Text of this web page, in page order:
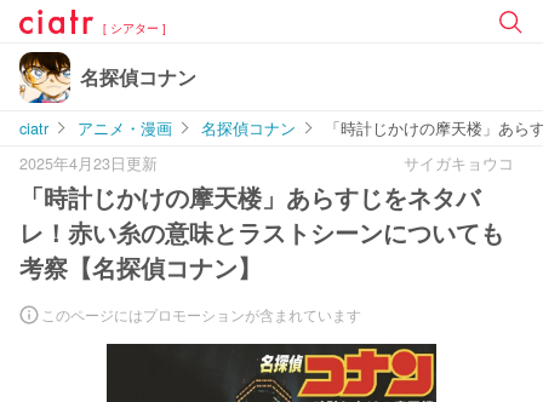
[ シアター ]
名探偵コナン
ciatr アニメ・漫画 名探偵コナン
「時計じかけの摩天楼」あ
2025年4月23日更新
サイガキョウコ
「時計じかけの摩天楼」あらすじをネタバ
レ！赤い糸の意味とラストシーンについても
考察【名探偵コナン】
このページにはプロモーションが含まれています